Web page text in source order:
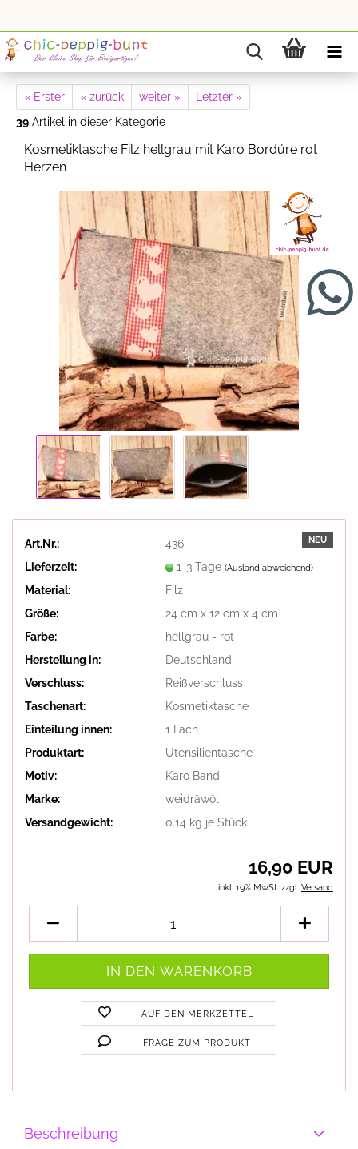
« Erster « zurück weiter »
Letzter »
39 Artikel in dieser Kategorie
Kosmetiktasche Filz hellgrau mit Karo Bordüre rot
Herzen
NEU
Art.Nr.:
436
Lieferzeit:
1-3 Tage (Ausland abweichend)
Material:
Filz
Größe:
24 cm x 12 cm x 4 cm
Farbe:
hellgrau - rot
Herstellung in:
Deutschland
Verschluss:
Reißverschluss
Taschenart:
Kosmetiktasche
Einteilung innen:
1 Fach
Produktart:
Utensilientasche
Motiv:
Karo Band
Marke:
weidräwöl
Versandgewicht:
0.14 kg je Stück
16,90 EUR
inkl. 19% MwSt. zzgl. Versand
AUF DEN MERKZETTEL
FRAGE ZUM PRODUKT
Beschreibung